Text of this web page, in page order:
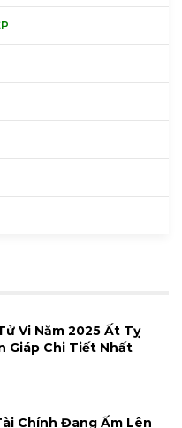
Vi Năm 2025 Ất Tỵ
Giáp Chi Tiết Nhất
Chính Đang Ấm Lên